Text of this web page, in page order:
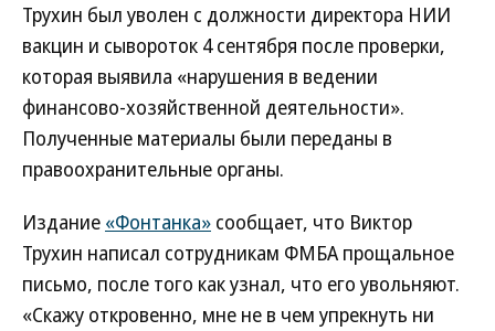
Трухин был уволен с должности директора НИИ
вакцин и сывороток 4 сентября после проверки,
которая выявила «нарушения в ведении
финансово-хозяйственной деятельности».
Полученные материалы были переданы в
правоохранительные органы.
Издание «Фонтанка» сообщает, что Виктор
Трухин написал сотрудникам ФМБА прощальное
письмо, после того как узнал, что его увольняют.
«Скажу откровенно, мне не в чем упрекнуть ни